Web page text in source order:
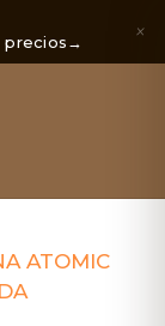
precios→ ×
ATOMIC